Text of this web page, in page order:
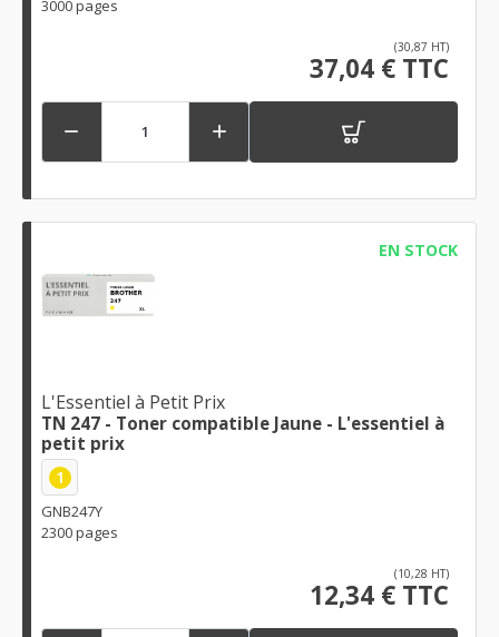
3000 pages
(30,87 HT)
37,04 € TTC
 
EN STOCK
L'Essentiel à Petit Prix
TN 247 - Toner compatible Jaune - L'essentiel à
petit prix
1
GNB247Y
2300 pages
(10,28 HT)
12,34 € TTC